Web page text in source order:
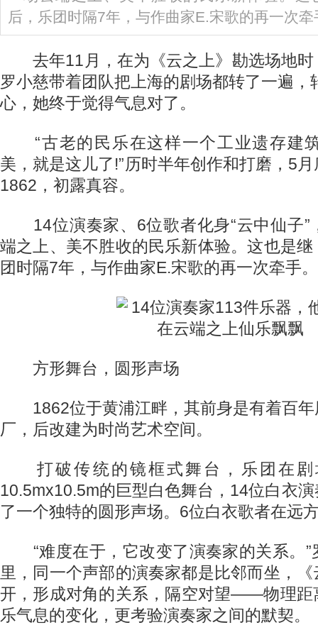
后，乐团时隔7年，与作曲家E.宋歌的再一次牵
去年11月，在为《云之上》勘选场地时
罗小慈带着团队把上海的剧场都转了一遍，
心，她终于觉得气息对了。
“古老的民乐在这样一个工业遗存建
美，就是这儿了!”历时半年创作和打磨，5
1862，初露真容。
14位演奏家、6位歌者化身“云中仙子”
端之上、美不胜收的民乐新体验。这也是
团时隔7年，与作曲家E.宋歌的再一次牵手。
方形舞台，圆形声场
1862位于黄浦江畔，其前身是有着百年
厂，后改建为时尚艺术空间。
打破传统的镜框式舞台，乐团在剧
10.5mx10.5m的巨型白色舞台，14位白衣
了一个独特的圆形声场。6位白衣歌者在远
“难度在于，它改变了演奏家的关系。”
里，同一个声部的演奏家都是比邻而坐，
开，形成对角的关系，隔空对望——物理距
乐气息的变化，更考验演奏家之间的默契。